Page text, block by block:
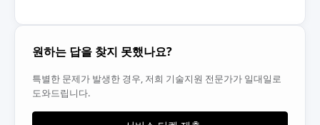
원하는 답을 찾지 못했나요?
특별한 문제가 발생한 경우, 저희 기술지원 전문가가 일대일로
도와드립니다.